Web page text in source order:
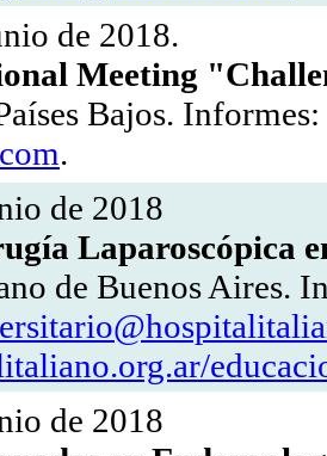
de 2018.
Meeting
Bajos. Informes:
.
de 2018
Laparoscópica
de Buenos Aires.
de 2018